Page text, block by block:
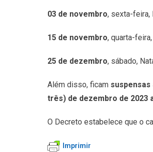
03 de novembro, sexta-feira,
15 de novembro, quarta-
25 de dezembro, sábado,
Além disso, ficam
três) de dezembro de 2023
O Decreto estabelece que o
Imprimir